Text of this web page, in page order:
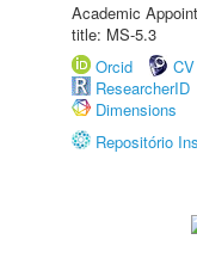
Academic
title: MS-5.3
Orcid
ResearcherID
Dimensions
Repositório